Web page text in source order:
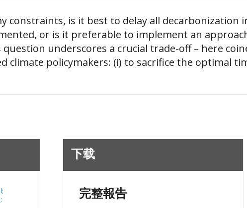
constraints, is it best to delay all decarbonization
or is it preferable to implement an
underscores a crucial trade-off – here
climate policymakers: (i) to sacrifice the optimal
下载
完整報告